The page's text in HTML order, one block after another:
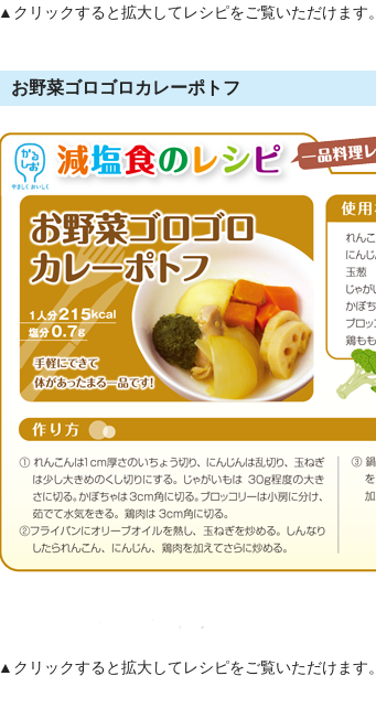
▲クリックすると拡大してレシピをご覧いただけます。
お野菜ゴロゴロカレーポトフ
▲クリックすると拡大してレシピをご覧いただけます。